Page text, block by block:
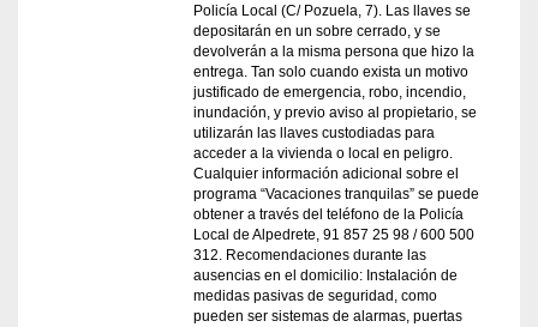
Policía Local (C/ Pozuela, 7). Las llaves se
depositarán en un sobre cerrado, y se
devolverán a la misma persona que hizo la
entrega. Tan solo cuando exista un motivo
justificado de emergencia, robo, incendio,
inundación, y previo aviso al propietario, se
utilizarán las llaves custodiadas para
acceder a la vivienda o local en peligro.
Cualquier información adicional sobre el
programa “Vacaciones tranquilas” se puede
obtener a través del teléfono de la Policía
Local de Alpedrete, 91 857 25 98 / 600 500
312. Recomendaciones durante las
ausencias en el domicilio: Instalación de
medidas pasivas de seguridad, como
pueden ser sistemas de alarmas, puertas